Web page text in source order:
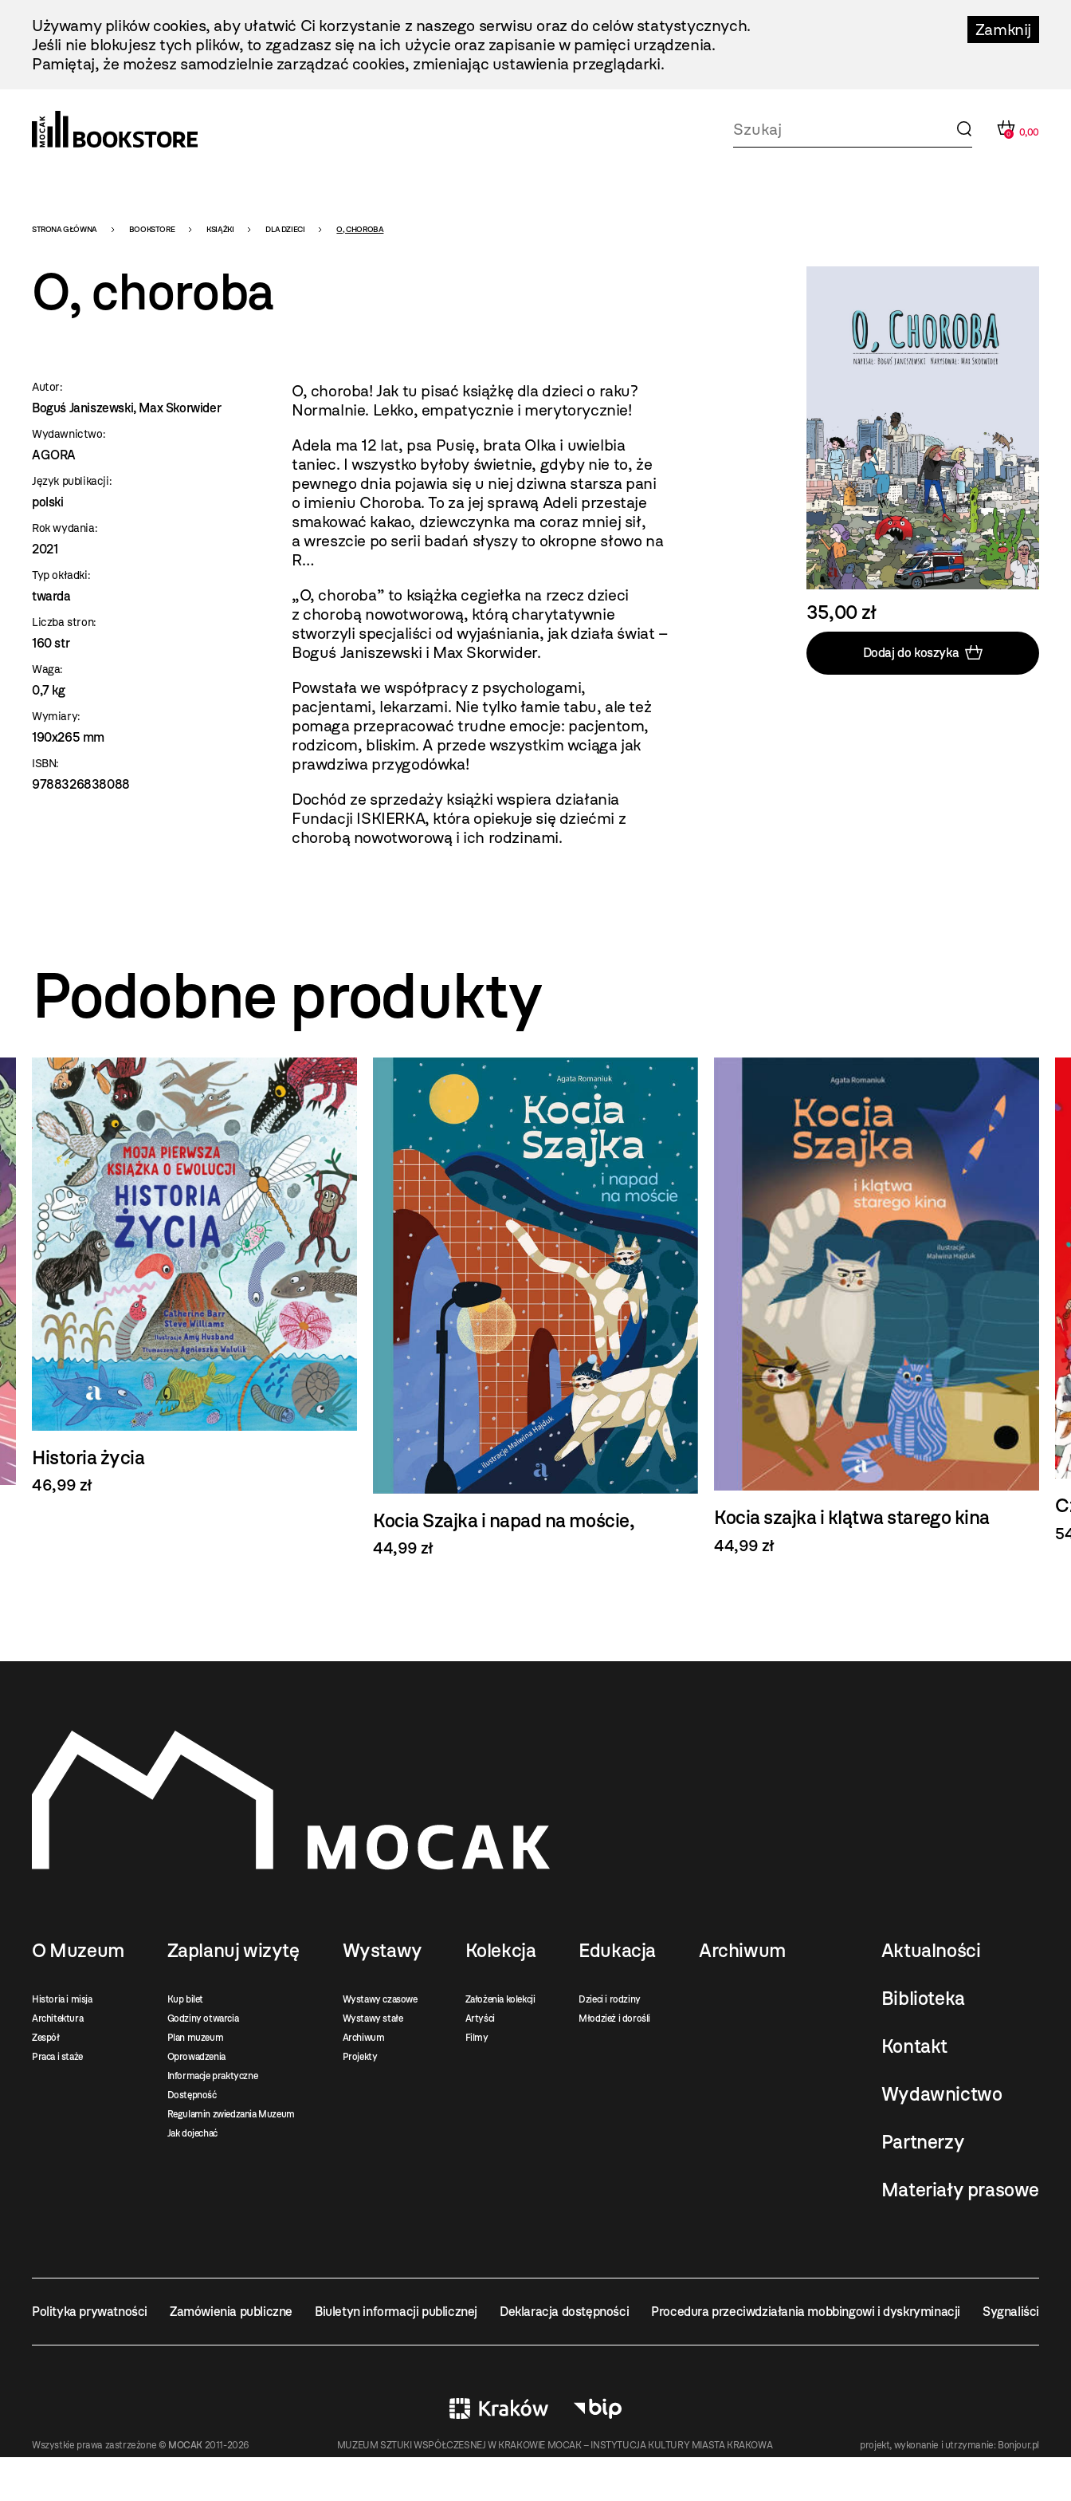
Treści
Zamknij
Używamy plików cookies, aby ułatwić Ci korzystanie z naszego serwisu oraz do celów statystycznych.
Jeśli nie blokujesz tych plików, to zgadzasz się na ich użycie oraz zapisanie w pamięci urządzenia.
Pamiętaj, że możesz samodzielnie zarządzać cookies, zmieniając ustawienia przeglądarki.
0 0,00
Bookstore
-
szablon
szczegóły
STRONA GŁÓWNA BOOKSTORE KSIĄŻKI DLA DZIECI O, CHOROBA
O, choroba
Autor:
Boguś Janiszewski, Max Skorwider
Wydawnictwo:
AGORA
Język publikacji:
polski
Rok wydania:
2021
Typ okładki:
twarda
Liczba stron:
160 str
Waga:
0,7 kg
Wymiary:
190x265 mm
ISBN:
9788326838088
O, choroba! Jak tu pisać książkę dla dzieci o raku?
Normalnie. Lekko, empatycznie i merytorycznie!
Adela ma 12 lat, psa Pusię, brata Olka i uwielbia
taniec. I wszystko byłoby świetnie, gdyby nie to, że
pewnego dnia pojawia się u niej dziwna starsza pani
o imieniu Choroba. To za jej sprawą Adeli przestaje
smakować kakao, dziewczynka ma coraz mniej sił,
a wreszcie po serii badań słyszy to okropne słowo na
R…
„O, choroba” to książka cegiełka na rzecz dzieci
z chorobą nowotworową, którą charytatywnie
stworzyli specjaliści od wyjaśniania, jak działa świat –
Boguś Janiszewski i Max Skorwider.
Powstała we współpracy z psychologami,
pacjentami, lekarzami. Nie tylko łamie tabu, ale też
pomaga przepracować trudne emocje: pacjentom,
rodzicom, bliskim. A przede wszystkim wciąga jak
prawdziwa przygodówka!
Dochód ze sprzedaży książki wspiera działania
Fundacji ISKIERKA, która opiekuje się dziećmi z
chorobą nowotworową i ich rodzinami.
35,00 zł
Dodaj do koszyka
Podobne produkty
Historia życia
46,99 zł
Kocia Szajka i napad na moście,
44,99 zł
Kocia szajka i klątwa starego kina
44,99 zł
O Muzeum
Historia i misja
Architektura
Zespół
Praca i staże
Zaplanuj wizytę
Kup bilet
Godziny otwarcia
Plan muzeum
Oprowadzenia
Informacje praktyczne
Dostępność
Regulamin zwiedzania Muzeum
Jak dojechać
Wystawy
Wystawy czasowe
Wystawy stałe
Archiwum
Projekty
Kolekcja
Założenia kolekcji
Artyści
Filmy
Edukacja
Dzieci i rodziny
Młodzież i dorośli
Archiwum Aktualności
Biblioteka
Kontakt
Wydawnictwo
Partnerzy
Materiały prasowe
Polityka prywatności Zamówienia publiczne Biuletyn informacji publicznej Deklaracja dostępności Procedura przeciwdziałania mobbingowi i dyskryminacji Sygnaliści
Wszystkie prawa zastrzeżone © MOCAK 2011-2026 MUZEUM SZTUKI WSPÓŁCZESNEJ W KRAKOWIE MOCAK – INSTYTUCJA KULTURY MIASTA KRAKOWA projekt, wykonanie i utrzymanie: Bonjour.pl